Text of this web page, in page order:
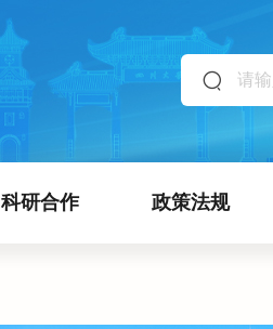
科研合作 政策法规